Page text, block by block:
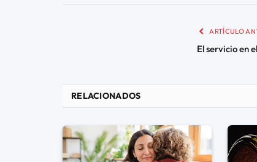
ARTÍCULO
El servicio en
RELACIONADOS